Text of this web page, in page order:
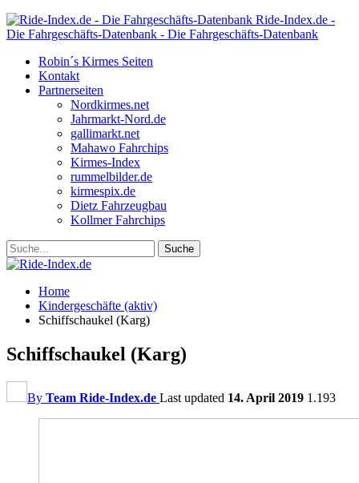
Ride-Index.de -
Die Fahrgeschäfts-Datenbank - Die Fahrgeschäfts-Datenbank
Robin´s Kirmes Seiten
Kontakt
Partnerseiten
Nordkirmes.net
Jahrmarkt-Nord.de
gallimarkt.net
Mahawo Fahrchips
Kirmes-Index
rummelbilder.de
kirmespix.de
Dietz Fahrzeugbau
Kollmer Fahrchips
Home
Kindergeschäfte (aktiv)
Schiffschaukel (Karg)
Schiffschaukel (Karg)
By Team Ride-Index.de Last updated 14. April 2019 1.193